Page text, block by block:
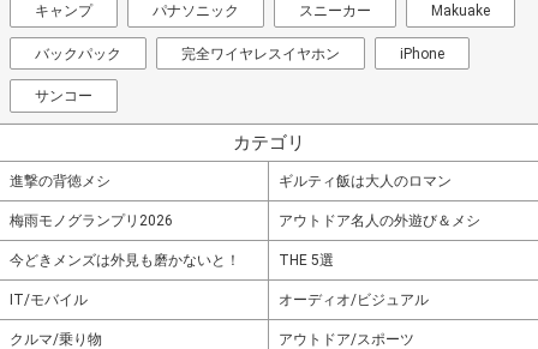
キャンプ パナソニック スニーカー Makuake
バックパック 完全ワイヤレスイヤホン iPhone
サンコー
カテゴリ
進撃の背徳メシ ギルティ飯は大人のロマン
梅雨モノグランプリ2026 アウトドア名人の外遊び＆メシ
今どきメンズは外見も磨かないと！ THE 5選
IT/モバイル オーディオ/ビジュアル
クルマ/乗り物 アウトドア/スポーツ